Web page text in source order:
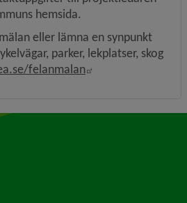
hemsida.
eller lämna en synpunkt
parker, lekplatser, skog
felanmalan